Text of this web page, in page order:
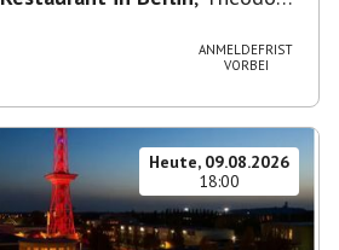
ANMELDEFRIST
VORBEI
Heute, 09.08.2026
18:00